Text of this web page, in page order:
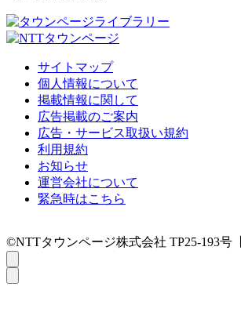
サイトマップ
個人情報について
掲載情報に関して
広告掲載のご案内
広告・サービス取扱い規約
利用規約
お知らせ
運営会社について
緊急時はこちら
©NTTタウンページ株式会社 TP25-193号【